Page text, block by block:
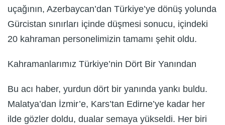
uçağının, Azerbaycan’dan Türkiye’ye dönüş yolunda
Gürcistan sınırları içinde düşmesi sonucu, içindeki
20 kahraman personelimizin tamamı şehit oldu.
Kahramanlarımız Türkiye’nin Dört Bir Yanından
Bu acı haber, yurdun dört bir yanında yankı buldu.
Malatya’dan İzmir’e, Kars’tan Edirne’ye kadar her
ilde gözler doldu, dualar semaya yükseldi. Her biri